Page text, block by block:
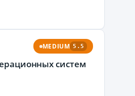
MEDIUM 5.5
систем